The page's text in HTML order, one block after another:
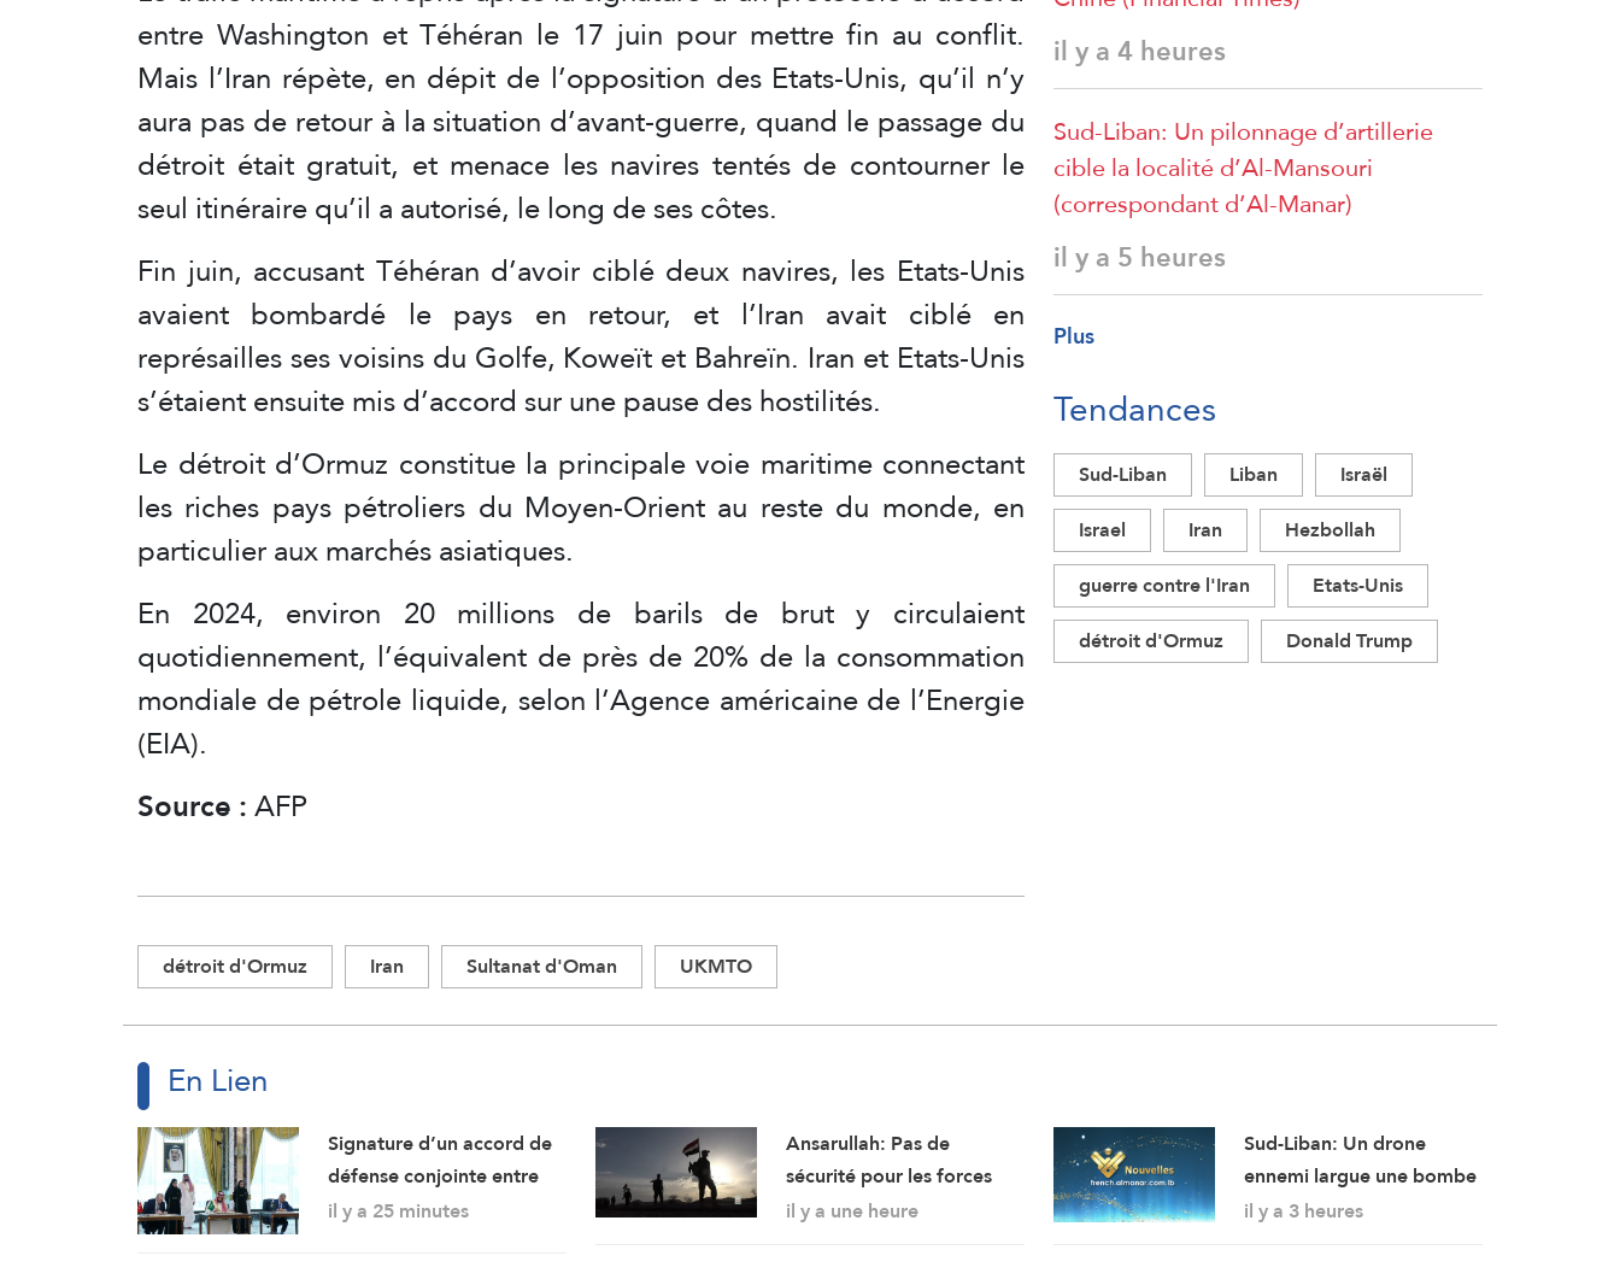
entre Washington et Téhéran le 17 juin pour mettre fin au conflit.
Mais l’Iran répète, en dépit de l’opposition des Etats-Unis, qu’il n’y
aura pas de retour à la situation d’avant-guerre, quand le passage du
détroit était gratuit, et menace les navires tentés de contourner le
seul itinéraire qu’il a autorisé, le long de ses côtes.
Fin juin, accusant Téhéran d’avoir ciblé deux navires, les Etats-Unis
avaient bombardé le pays en retour, et l’Iran avait ciblé en
représailles ses voisins du Golfe, Koweït et Bahreïn. Iran et Etats-Unis
s’étaient ensuite mis d’accord sur une pause des hostilités.
Le détroit d’Ormuz constitue la principale voie maritime connectant
les riches pays pétroliers du Moyen-Orient au reste du monde, en
particulier aux marchés asiatiques.
En 2024, environ 20 millions de barils de brut y circulaient
quotidiennement, l’équivalent de près de 20% de la consommation
mondiale de pétrole liquide, selon l’Agence américaine de l’Energie
(EIA).
Source :AFP
détroit d'Ormuz Iran Sultanat d'Oman UKMTO
il y a 4 heures
Sud-Liban: Un pilonnage d’artillerie
cible la localité d’Al-Mansouri
(correspondant d’Al-Manar)
il y a 5 heures
Plus
Tendances
Sud-Liban Liban
Israël
Israel
Iran
Hezbollah
guerre contre l'Iran
Etats-Unis
détroit d'Ormuz
Donald Trump
En Lien
Signature d’un accord de
défense conjointe entre
l’Arabie saoudite, la
il y a 25 minutes
Ansarullah: Pas de
sécurité pour les forces
saoudiennes et leurs
il y a une heure
Sud-Liban: Un drone
ennemi largue une bombe
sonore en direction d’un
il y a 3 heures